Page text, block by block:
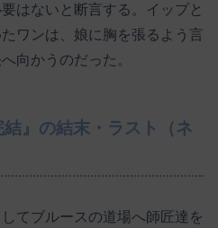
はないと断言する。イップと
ワンは、娘に胸を張るよう言
向かうのだった。
』の結末・ラスト（ネ
てブルースの道場へ師匠達を